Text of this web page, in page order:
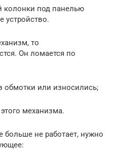
колонки под панелью
устройство.
то
Он ломается по
обмотки или износились;
механизма.
больше не работает, нужно